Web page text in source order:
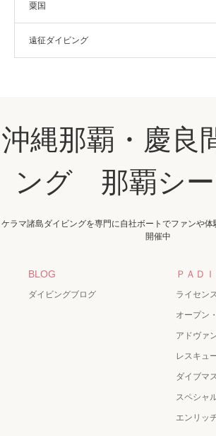
粟国
遠征ダイビング
沖縄那覇・慶良
ング 那覇シー
ケラマ諸島ダイビングを専門に自社ボートでファンや
開催中
BLOG
ダイビングブログ
ＰＡＤ
ライセン
オープン
アドヴァ
レスキュ
ダイブマ
スペシャ
エンリッ